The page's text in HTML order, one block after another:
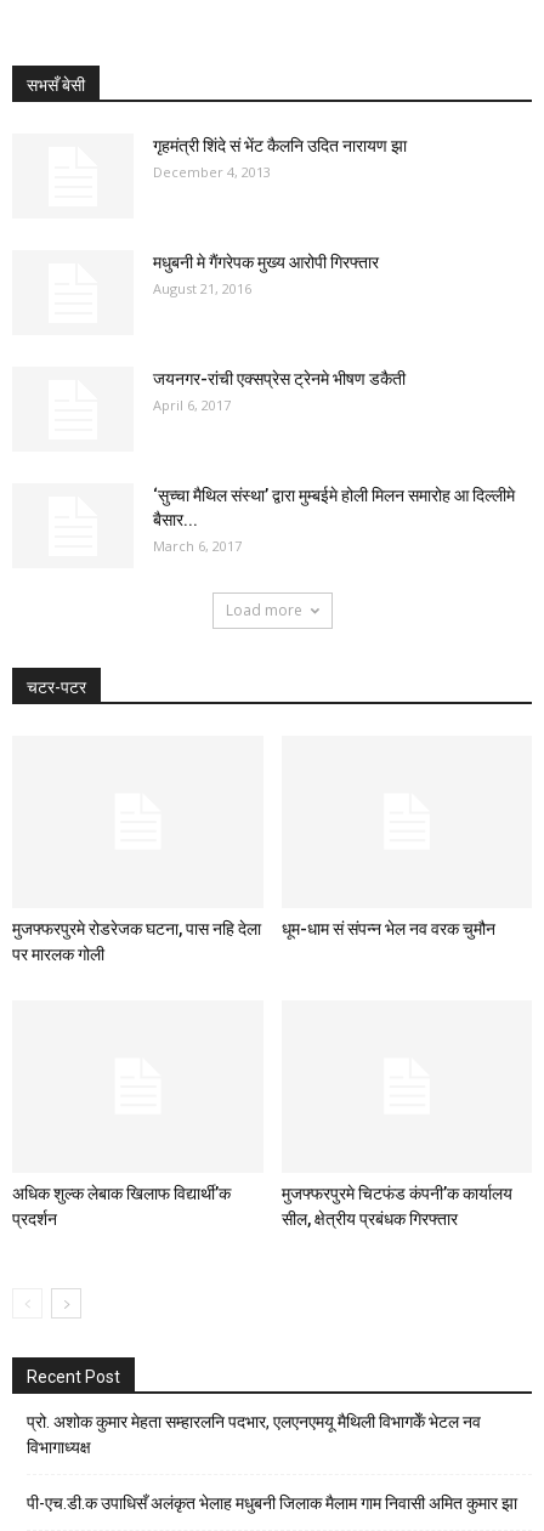
सभसँ बेसी
गृहमंत्री शिंदे सं भेंट कैलनि उदित नारायण झा
December 4, 2013
मधुबनी मे गैंगरेपक मुख्य आरोपी गिरफ्तार
August 21, 2016
जयनगर-रांची एक्सप्रेस ट्रेनमे भीषण डकैती
April 6, 2017
‘सुच्चा मैथिल संस्था’ द्वारा मुम्बईमे होली मिलन समारोह आ दिल्लीमे
बैसार...
March 6, 2017
Load more
चटर-पटर
मुजफ्फरपुरमे रोडरेजक घटना, पास नहि देला
पर मारलक गोली
धूम-धाम सं संपन्न भेल नव वरक चुमौन
अधिक शुल्क लेबाक खिलाफ विद्यार्थी’क
प्रदर्शन
मुजफ्फरपुरमे चिटफंड कंपनी’क कार्यालय
सील, क्षेत्रीय प्रबंधक गिरफ्तार
Recent Post
प्रो. अशोक कुमार मेहता सम्हारलनि पदभार, एलएनएमयू मैथिली विभागकेँ भेटल नव
विभागाध्यक्ष
पी-एच.डी.क उपाधिसँ अलंकृत भेलाह मधुबनी जिलाक मैलाम गाम निवासी अमित कुमार झा